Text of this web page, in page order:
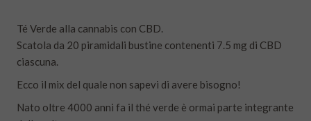
Té Verde alla cannabis con CBD.
Scatola da 20 piramidali bustine contenenti 7.5 mg di CBD
ciascuna.
Ecco il mix del quale non sapevi di avere bisogno!
Nato oltre 4000 anni fa il thé verde è ormai parte integrante